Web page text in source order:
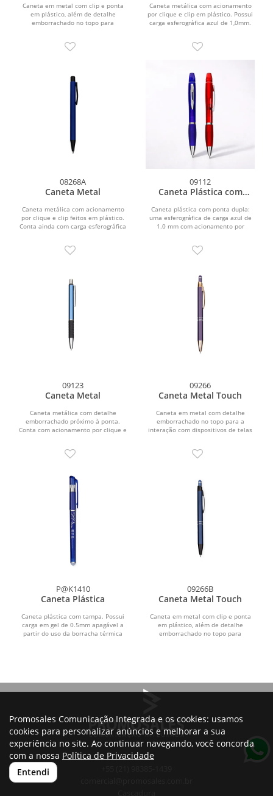
Caneta em metal com clip e ponta
em plástico, além de detalhe
emborrachado no topo para
Caneta metálica com acionamento
por clique e clip em plástico. Possui
carga esferográfica azul de 1,0mm.
08268A
Caneta Metal
Caneta metálica com acionamento
por clique e clip feitos em plástico.
Conta ainda com carga esferográfica
09112
Caneta Plástica com
Caneta plástica com ponta dupla:
uma esferográfica de carga azul de
1.0 mm com acionamento por
09123
Caneta Metal
Caneta metálica com detalhe
emborrachado próximo à ponta.
Conta com acionamento por clique e
09266
Caneta Metal Touch
Caneta em metal com detalhe
emborrachado no topo para a
interação com dispositivos de telas
P@K1410
Caneta Plástica
Caneta plástica com tampa. Possui
carga em gel de 0.5mm apagável a
partir do uso da borracha térmica
09266B
Caneta Metal Touch
Caneta em metal com clip e ponta
em plástico, além de detalhe
emborrachado no topo para
Promosales Comunicação Integrada e os cookies: usamos
cookies para personalizar anúncios e melhorar a sua
experiência no site. Ao continuar navegando, você concorda
com a nossa Política de Privacidade
Entendi